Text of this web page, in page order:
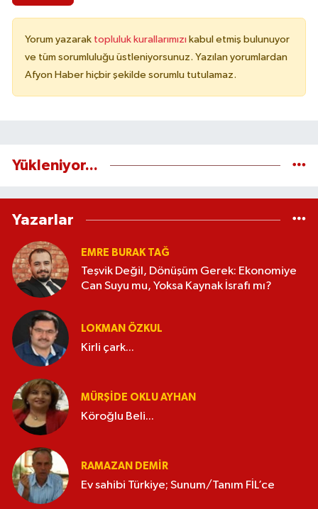
Yorum yazarak topluluk kurallarımızı kabul etmiş bulunuyor
ve tüm sorumluluğu üstleniyorsunuz. Yazılan yorumlardan
Afyon Haber hiçbir şekilde sorumlu tutulamaz.
Yükleniyor...
Yazarlar
EMRE BURAK TAĞ
Teşvik Değil, Dönüşüm Gerek: Ekonomiye
Can Suyu mu, Yoksa Kaynak İsrafı mı?
LOKMAN ÖZKUL
Kirli çark...
MÜRŞIDE OKLU AYHAN
Köroğlu Beli...
RAMAZAN DEMİR
Ev sahibi Türkiye; Sunum/Tanım FİL’ce